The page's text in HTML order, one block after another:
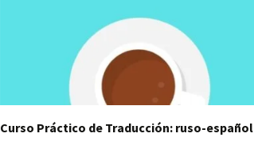
Curso Práctico de Traducción: ruso-español